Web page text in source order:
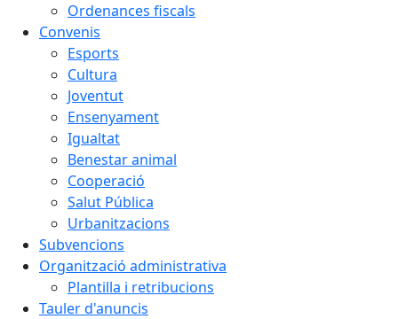
Ordenances fiscals
Convenis
Esports
Cultura
Joventut
Ensenyament
Igualtat
Benestar animal
Cooperació
Salut Pública
Urbanitzacions
Subvencions
Organització administrativa
Plantilla i retribucions
Tauler d'anuncis